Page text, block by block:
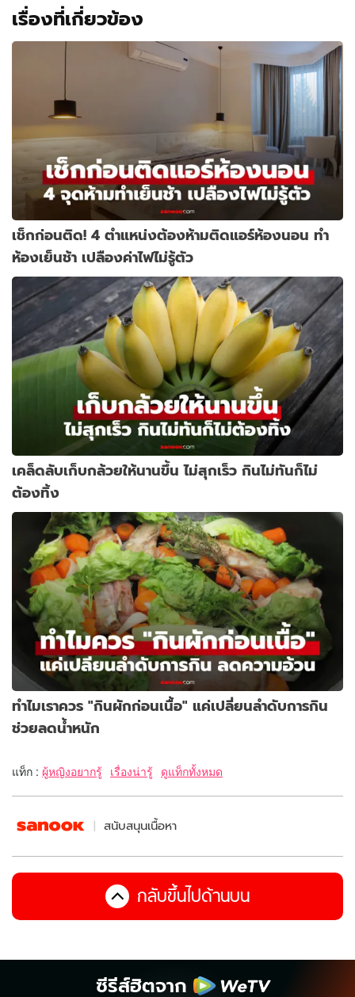
เรื่องที่เกี่ยวข้อง
เช็กก่อนติด! 4 ตำแหน่งต้องห้ามติดแอร์ห้องนอน ทำ
ห้องเย็นช้า เปลืองค่าไฟไม่รู้ตัว
เคล็ดลับเก็บกล้วยให้นานขึ้น ไม่สุกเร็ว กินไม่ทันก็ไม่
ต้องทิ้ง
ทำไมเราควร "กินผักก่อนเนื้อ" แค่เปลี่ยนลำดับการกิน
ช่วยลดน้ำหนัก
แท็ก : ผู้หญิงอยากรู้ เรื่องน่ารู้ ดูแท็กทั้งหมด
สนับสนุนเนื้อหา
กลับขึ้นไปด้านบน
ซีรีส์ฮิตจาก